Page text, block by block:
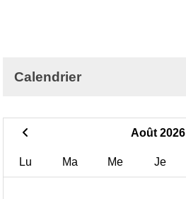
Calendrier
Août 2026
Lu Ma Me Je